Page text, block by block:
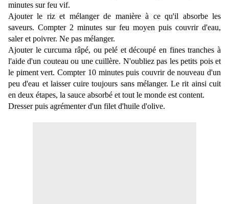
minutes sur feu vif.
Ajouter le riz et mélanger de manière à ce qu'il absorbe les
saveurs. Compter 2 minutes sur feu moyen puis couvrir d'eau,
saler et poivrer. Ne pas mélanger.
Ajouter le curcuma râpé, ou pelé et découpé en fines tranches à
l'aide d'un couteau ou une cuillère. N'oubliez pas les petits pois et
le piment vert. Compter 10 minutes puis couvrir de nouveau d'un
peu d'eau et laisser cuire toujours sans mélanger. Le rit ainsi cuit
en deux étapes, la sauce absorbé et tout le monde est content.
Dresser puis agrémenter d'un filet d'huile d'olive.